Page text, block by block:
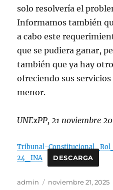
solo resolvería el
Informamos también
a cabo este
que se pudiera ganar,
también que ya hay
ofreciendo sus
menor.
UNExPP, 21 noviembre
Tribunal-
24_INA
DESCARGA
Autor
admin
Publicado
noviembre 21, 2025